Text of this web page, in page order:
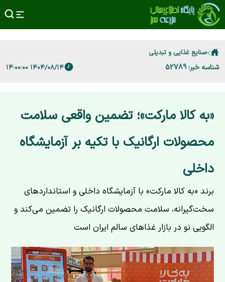
صنایع غذایی و تبدیلی
شناسه خبر: 52789 ۱۴۰۴/۰۸/۱۴ ۱۴:۰۰:۰۰
«به کالا مارکت»؛ تضمین واقعی سلامت
محصولات ارگانیک با تکیه بر آزمایشگاه
داخلی
​برند «به کالا مارکت» با آزمایشگاه داخلی و استانداردهای
سخت‌گیرانه، سلامت محصولات ارگانیک را تضمین می‌کند و
الگویی نو در بازار غذاهای سالم ایران است